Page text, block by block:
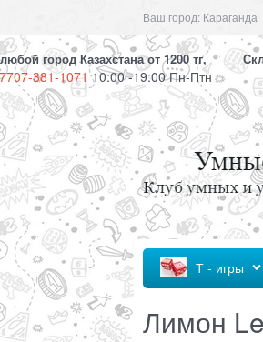
Ваш город: Караганда
город Казахстана от 1200 тг,
381-107110:00 -19:00 Пн-Птн
Т - игры
Лимон